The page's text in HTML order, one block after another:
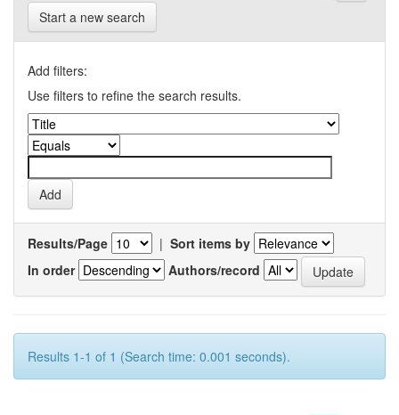
Start a new search
Add filters:
Use filters to refine the search results.
Results/Page | Sort items by
In order
Authors/record
Results 1-1 of 1 (Search time: 0.001 seconds).